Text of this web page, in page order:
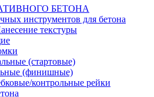
БЕТОНА
инструментов для бетона
текстуры
(стартовые)
(финишные)
контрольные рейки